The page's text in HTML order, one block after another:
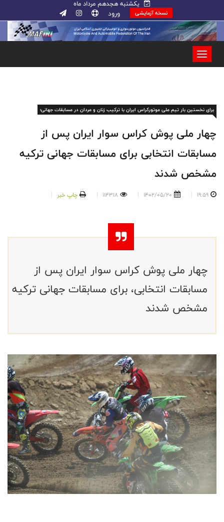
یکشنبه هجدهم مرداد ماه
نسخه آزمایشی ورود
برای نخستین بار تیم ملی موتورکراس ایران با ترکیب زنان و مردان در مسابقات جهانی؛
چهار ملی پوش کراس سوار ایران پس از
مسابقات انتخابی برای مسابقات جهانی ترکیه
مشخص شدند
19:59
1402/05/20
114318 چاپ خبر
چهار ملی پوش کراس سوار ایران پس از
مسابقات انتخابی، برای مسابقات جهانی ترکیه
مشخص شدند